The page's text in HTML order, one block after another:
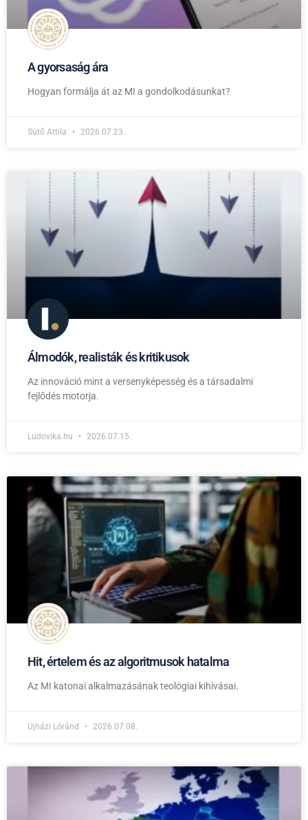
A gyorsaság ára
Hogyan formálja át az MI a gondolkodásunkat?
Sütő Attila 2026.07.23.
Álmodók, realisták és kritikusok
Az innováció mint a versenyképesség és a társadalmi
fejlődés motorja.
Ludovika.hu 2026.07.15.
Hit, értelem és az algoritmusok hatalma
Az MI katonai alkalmazásának teológiai kihívásai.
Ujházi Lóránd 2026.07.08.